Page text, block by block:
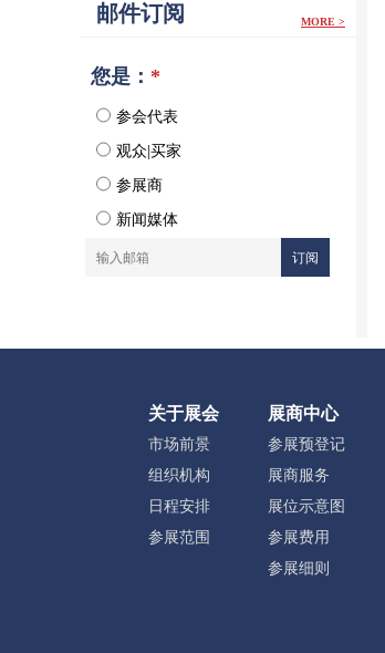
MORE >
邮件订阅
您是： *
参会代表
观众|买家
参展商
新闻媒体
关于展会
市场前景
组织机构
日程安排
参展范围
展商中心
参展预登记
展商服务
展位示意图
参展费用
参展细则